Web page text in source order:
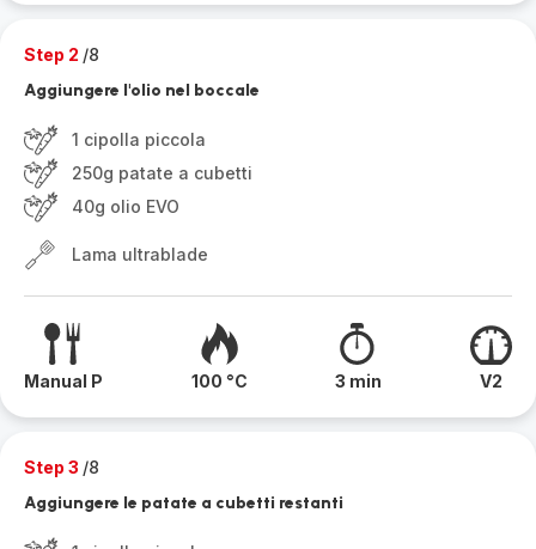
Step 2 /8
Aggiungere l'olio nel boccale
1 cipolla piccola
250g patate a cubetti
40g olio EVO
Lama ultrablade
Manual P 100 °C 3 min V2
Step 3 /8
Aggiungere le patate a cubetti restanti